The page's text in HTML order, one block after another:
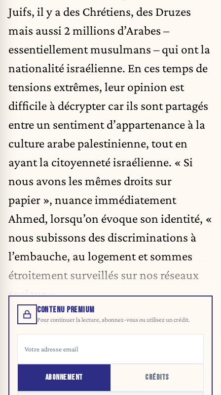
Juifs, il y a des Chrétiens, des Druzes
mais aussi 2 millions d’Arabes –
essentiellement musulmans – qui ont la
nationalité israélienne. En ces temps de
tensions extrêmes, leur opinion est
difficile à décrypter car ils sont partagés
entre un sentiment d’appartenance à la
culture arabe palestinienne, tout en
ayant la citoyenneté israélienne. « Si
nous avons les mêmes droits sur
papier », nuance immédiatement
Ahmed, lorsqu’on évoque son identité, «
nous subissons des discriminations à
l’embauche, au logement et sommes
étroitement surveillés sur nos réseaux
sociaux ».
CONTENU PREMIUM
Pour continuer la lecture, abonnez-vous ou utilisez un crédit.
ABONNEMENT CRÉDITS